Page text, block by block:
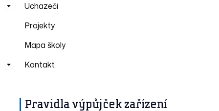
Uchazeči
Projekty
Mapa školy
Kontakt
Pravidla výpůjček zařízení